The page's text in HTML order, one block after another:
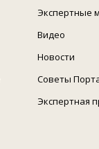
Экспертные
Видео
Новости
Советы
Экспертная